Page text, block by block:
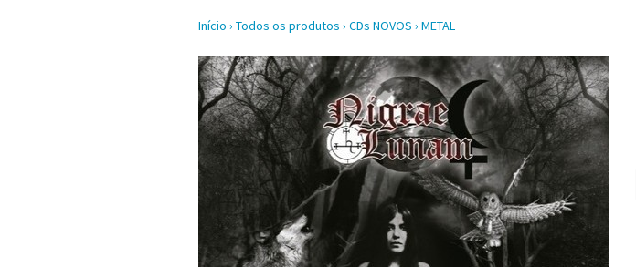
Início › Todos os produtos › CDs NOVOS › METAL